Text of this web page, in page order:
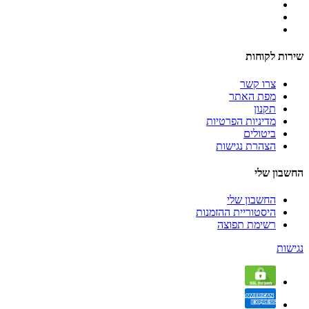
שירות לקוחות
צרו קשר
מפת האתר
תקנון
מדיניות הפרטיות
ביטולים
הצהרת נגישות
החשבון שלי
החשבון שלי
היסטוריית ההזמנות
רשימת תפוצה
נגישות